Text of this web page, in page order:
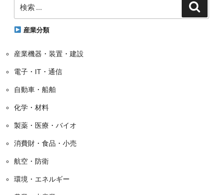
リ
索:
産業分類
産業機器・装置・建設
電子・IT・通信
自動車・船舶
化学・材料
製薬・医療・バイオ
消費財・食品・小売
航空・防衛
環境・エネルギー